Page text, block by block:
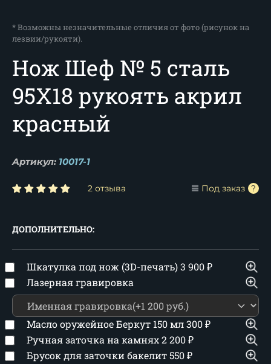
* Возможны незначительные отличия от фото (рисунок на
лезвии/рукояти).
Нож Шеф № 5 сталь
95Х18 рукоять акрил
красный
Артикул: 10017-1
2 отзыва Под заказ
ДОПОЛНИТЕЛЬНО:
Шкатулка под нож (3D-печать)3 900₽
Лазерная гравировка
Масло оружейное Беркут 150 мл300₽
Ручная заточка на камнях2 200₽
Брусок для заточки бакелит550₽